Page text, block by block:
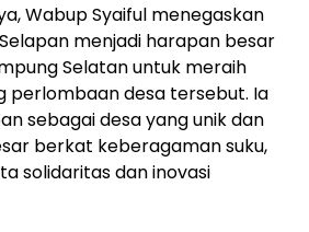
Wabup Syaiful menegaskan
menjadi harapan besar
Selatan untuk meraih
perlombaan desa tersebut. Ia
sebagai desa yang unik dan
berkat keberagaman suku,
solidaritas dan inovasi